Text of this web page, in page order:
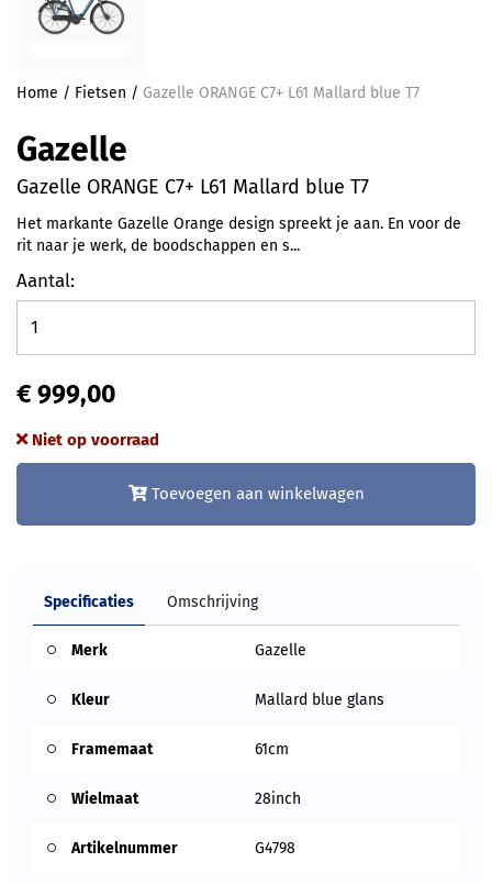
Home / Fietsen / Gazelle ORANGE C7+ L61 Mallard blue T7
Gazelle
Gazelle ORANGE C7+ L61 Mallard blue T7
Het markante Gazelle Orange design spreekt je aan. En voor de
rit naar je werk, de boodschappen en s...
Aantal:
€ 999,00
Niet op voorraad
Toevoegen aan winkelwagen
Specificaties Omschrijving
Merk Gazelle
Kleur Mallard blue glans
Framemaat 61cm
Wielmaat 28inch
Artikelnummer G4798